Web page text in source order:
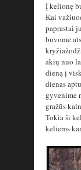
Į kelionę
Kai
paprastai
buvome
akių nuo
dieną į
dienas
gyvenime
gražūs
Tokia ši
keliems